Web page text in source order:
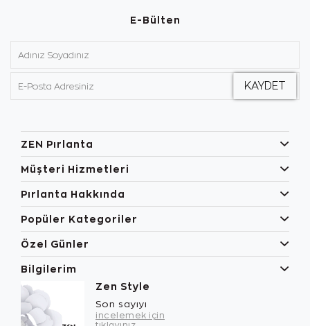
E-Bülten
ZEN Pırlanta
Müşteri Hizmetleri
Pırlanta Hakkında
Popüler Kategoriler
Özel Günler
Bilgilerim
Zen Style
Son sayıyı
incelemek için